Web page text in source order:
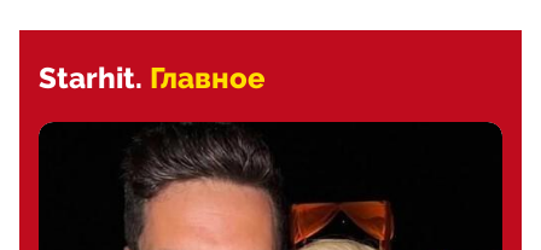
Starhit. Главное